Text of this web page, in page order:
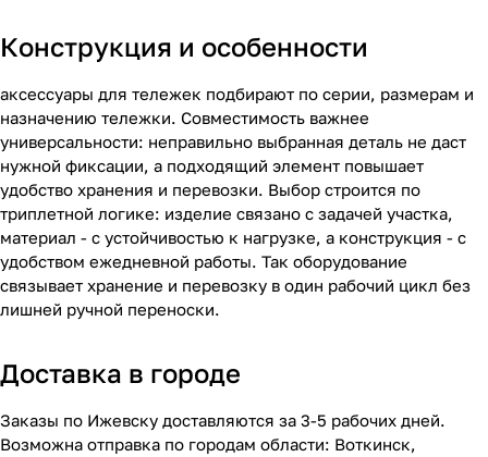
Конструкция и особенности
аксессуары для тележек подбирают по серии, размерам и
назначению тележки. Совместимость важнее
универсальности: неправильно выбранная деталь не даст
нужной фиксации, а подходящий элемент повышает
удобство хранения и перевозки. Выбор строится по
триплетной логике: изделие связано с задачей участка,
материал - с устойчивостью к нагрузке, а конструкция - с
удобством ежедневной работы. Так оборудование
связывает хранение и перевозку в один рабочий цикл без
лишней ручной переноски.
Доставка в городе
Заказы по Ижевску доставляются за 3-5 рабочих дней.
Возможна отправка по городам области: Воткинск,